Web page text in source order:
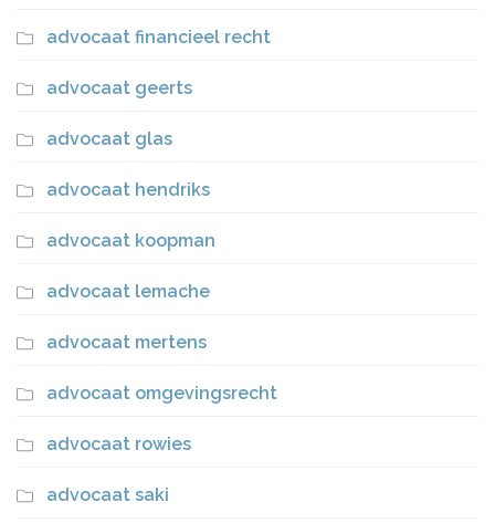
advocaat financieel recht
advocaat geerts
advocaat glas
advocaat hendriks
advocaat koopman
advocaat lemache
advocaat mertens
advocaat omgevingsrecht
advocaat rowies
advocaat saki